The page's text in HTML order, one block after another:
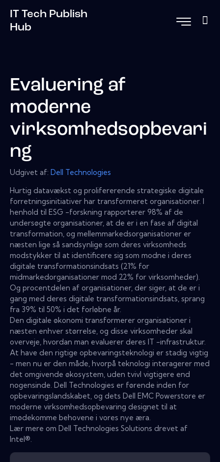
IT Tech Publish
Hub
Evaluering af
moderne
virksomhedsopbevari
ng
Udgivet af: Dell Technologies
Hurtig datavækst og prolifererende strategiske digitale
forretningsinitiativer har transformeret organisationer. I
henhold til ESG -forskning rapporterer 98% af de
undersøgte organisationer, at de er i en fase af digital
transformation, og mellemmarkedsorganisationer er
næsten lige så sandsynlige som deres virksomheds
modstykker til at identificere sig som modne i deres
digitale transformationsindsats (21% for
midmarkedorganisationer mod 22% for virksomheder).
Og procentdelen af ​​organisationer, der siger, at de er i
gang med deres digitale transformationsindsats, sprang
fra 39% til 50% i det forløbne år.
Den digitale økonomi transformerer organisationer i
næsten enhver størrelse, og disse virksomheder skal
overveje, hvordan man evaluerer deres IT -infrastruktur.
At have den rigtige opbevaringsteknologi er stadig vigtig
- men nu er den måde, hvorpå teknologi interagerer med
det omgivende økosystem, uden tvivl vigtigere end
nogensinde. Dell Technologies er førende inden for
opbevaringslandskabet, og dets Dell EMC Powerstore er
moderne virksomhedsopbevaring designet til at
imødekomme behovene i vores nye æra.
Lær mere om Dell Technologies Solutions drevet af
Intel®.